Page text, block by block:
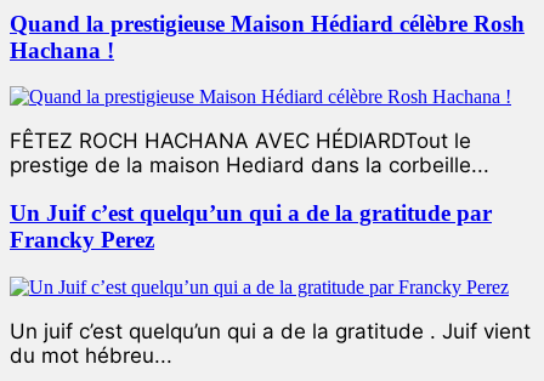
Quand la prestigieuse Maison Hédiard célèbre Rosh
Hachana !
FÊTEZ ROCH HACHANA AVEC HÉDIARDTout le
prestige de la maison Hediard dans la corbeille...
Un Juif c’est quelqu’un qui a de la gratitude par
Francky Perez
Un juif c’est quelqu’un qui a de la gratitude . Juif vient
du mot hébreu...